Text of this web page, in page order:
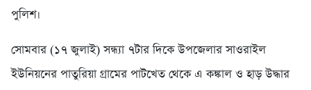
পুলিশ।
সোমবার (১৭ জুলাই) সন্ধ্যা ৭টার দিকে উপজেলার সাওরাইল
ইউনিয়নের পাতুরিয়া গ্রামের পাটখেত থেকে এ কঙ্কাল ও হাড় উদ্ধার